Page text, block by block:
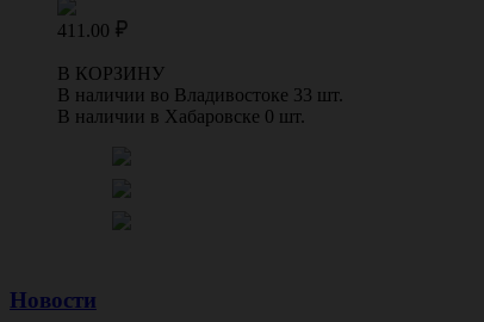
411.00
В КОРЗИНУ
В наличии во Владивостоке 33 шт.
В наличии в Хабаровске 0 шт.
Новости